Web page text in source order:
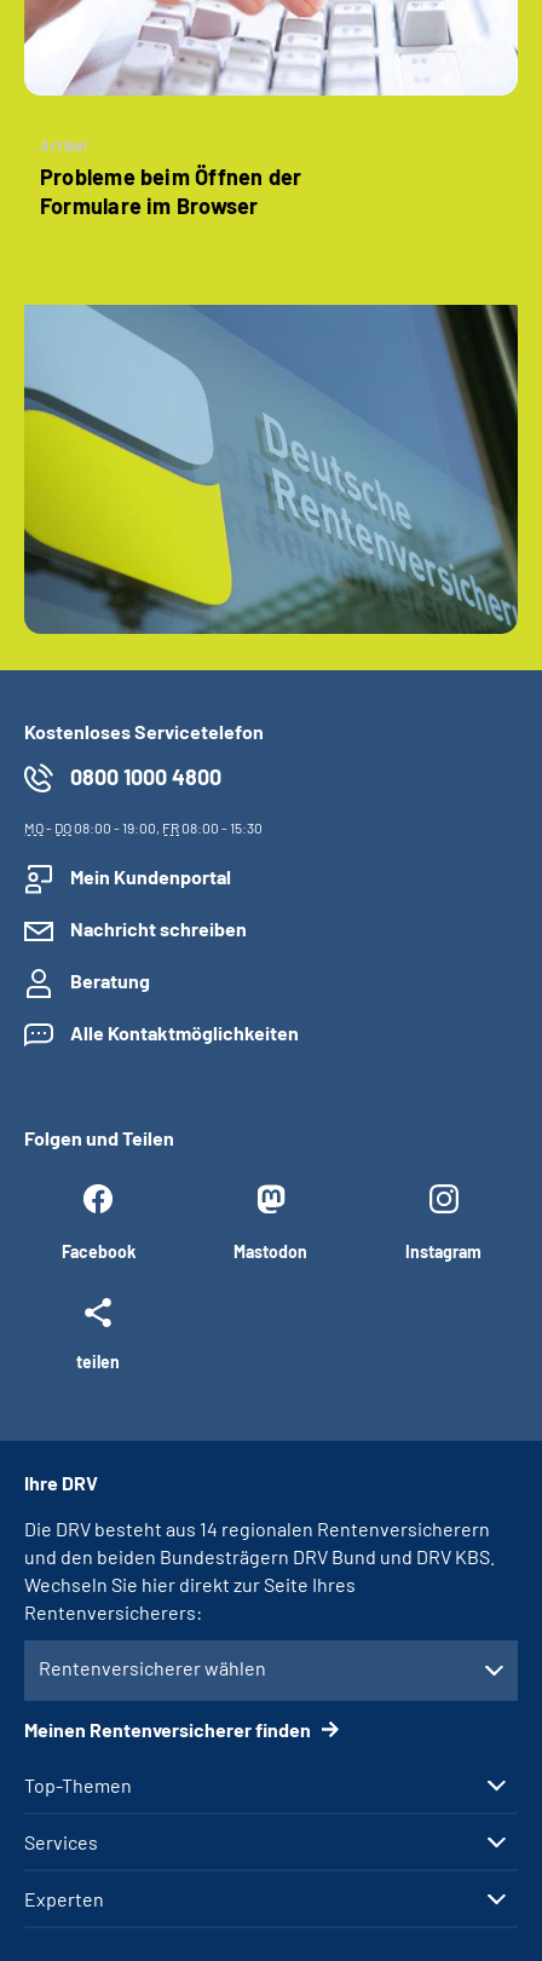
Artikel
Probleme beim Öffnen der
Formulare im Browser
Kostenloses Servicetelefon
0800 1000 4800
MO- DO08:00 - 19:00, FR08:00 - 15:30
Mein Kundenportal
Nachricht schreiben
Beratung
Alle Kontaktmöglichkeiten
Folgen und Teilen
Facebook Mastodon Instagram
teilen
Top-Themen
Services
Experten
Ihre DRV
Die DRV besteht aus 14 regionalen Rentenversicherern
und den beiden Bundesträgern DRV Bund und DRV KBS.
Wechseln Sie hier direkt zur Seite Ihres
Rentenversicherers:
Rentenversicherer wählen
Meinen Rentenversicherer finden